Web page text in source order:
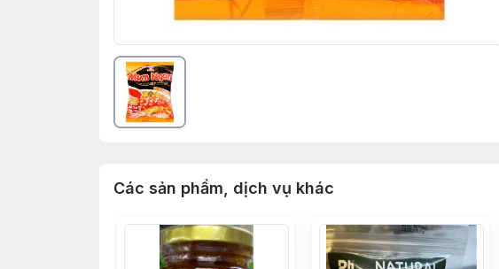
Các sản phẩm, dịch vụ khác